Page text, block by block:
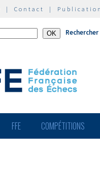
| Contact |
FFE COMPÉTITIONS